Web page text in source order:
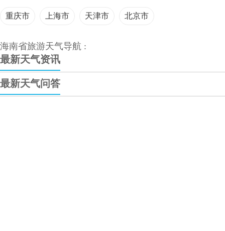
重庆市 上海市 天津市 北京市
海南省旅游天气导航 :
最新天气资讯
最新天气问答